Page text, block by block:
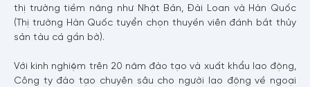
thị trường tiềm năng như Nhật Bản, Đài Loan và Hàn Quốc
(Thị trường Hàn Quốc tuyển chọn thuyền viên đánh bắt thủy
sản tàu cá gần bờ).
Với kinh nghiệm trên 20 năm đào tạo và xuất khẩu lao động,
Công ty đào tạo chuyên sâu cho người lao động về ngoại